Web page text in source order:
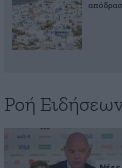
Ροή